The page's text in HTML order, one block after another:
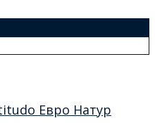
Евро Натур